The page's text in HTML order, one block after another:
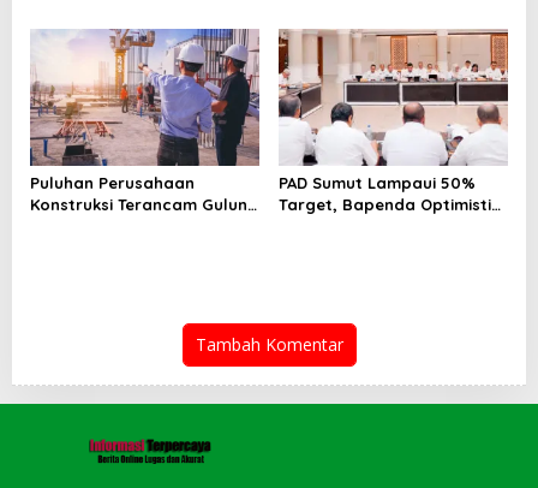
TP2DD: Akselerasi Digitalisasi
Sistem Pembayaran untuk
Peningkatan PDRD di
Sumatera
Puluhan Perusahaan
Konstruksi Terancam Gulung
PAD Sumut Lampaui 50%
Target, Bapenda Optimistis
Tambah Komentar